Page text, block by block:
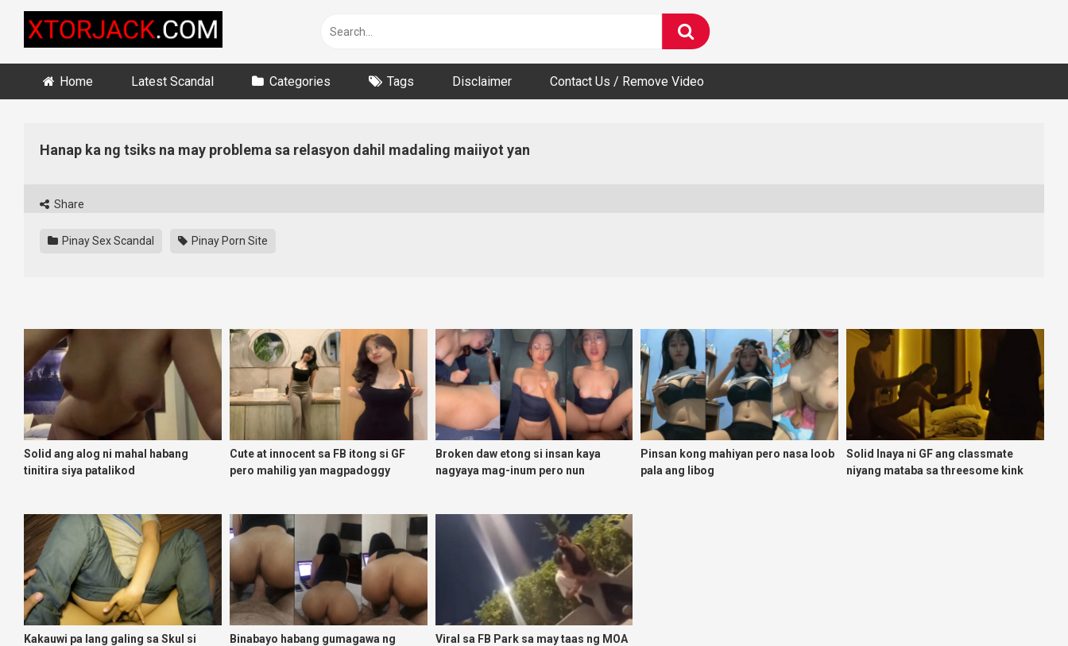
content
Home Latest Scandal Categories Tags Disclaimer Contact Us / Remove Video
Hanap ka ng tsiks na may problema sa relasyon dahil madaling maiiyot yan
Share
Pinay Sex Scandal Pinay Porn Site
Solid ang alog ni mahal habang
tinitira siya patalikod
Cute at innocent sa FB itong si GF
pero mahilig yan magpadoggy
Broken daw etong si insan kaya
nagyaya mag-inum pero nun
Pinsan kong mahiyan pero nasa loob
pala ang libog
Solid Inaya ni GF ang classmate
niyang mataba sa threesome kink
Kakauwi pa lang galing sa Skul si
Binabayo habang gumagawa ng
Viral sa FB Park sa may taas ng MOA